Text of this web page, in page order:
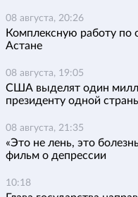
08 августа, 20:26
Комплексную работу по
Астане
08 августа, 19:05
США выделят один
президенту одной
08 августа, 21:35
«Это не лень, это
фильм о депрессии
10:18